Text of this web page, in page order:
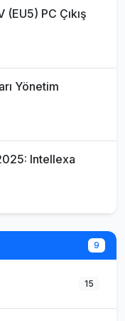
PC Çıkış
Yönetim
Intellexa
9
15